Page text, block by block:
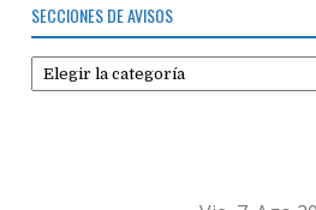
SECCIONES DE AVISOS
Secciones
de